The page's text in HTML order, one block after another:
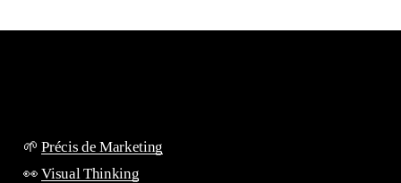
🌱Précis de Marketing
👀Visual Thinking